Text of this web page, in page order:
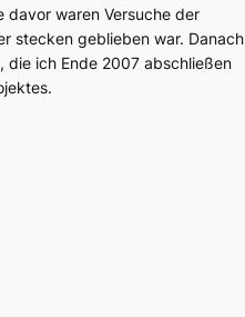
davor waren Versuche der
stecken geblieben war. Danach
die ich Ende 2007 abschließen